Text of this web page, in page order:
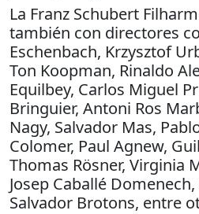
La Franz Schubert
también con directores
Eschenbach, Krzysztof
Ton Koopman, Rinaldo
Equilbey, Carlos Miguel
Bringuier, Antoni Ros
Nagy, Salvador Mas,
Colomer, Paul Agnew,
Thomas Rösner, Virginia
Josep Caballé
Salvador Brotons, entre